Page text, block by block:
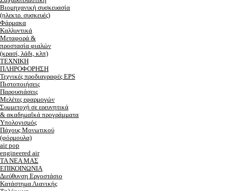
Βιομηχανική συσκευασία
(ηλεκτρ. συσκευές)
Φάρμακα
Καλλυντικά
Μεταφορά &
προστασία φιαλών
(κρασί, λάδι, κλπ)
ΤΕΧΝΙΚΗ
ΠΛΗΡΟΦΟΡΗΣΗ
Τεχνικές προδιαγραφές EPS
Πιστοποιήσεις
Παρουσιάσεις
Μελέτες εφαρμογών
Συμμετοχή σε ερευνητικά
& ακαδημαΐκά προγράμματα
Υπολογισμός
Πάχους Μονωτικού
(φόρμουλα)
air pop
engineered air
ΤΑ ΝΕΑ ΜΑΣ
ΕΠΙΚΟΙΝΩΝΙΑ
Διεύθυνση Εργοστάσιο
Κατάστημα Λιανικής